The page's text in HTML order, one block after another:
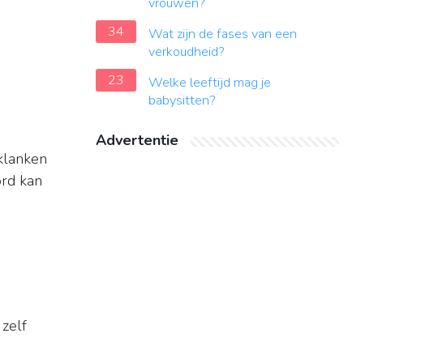
kan
zelf
34
Wat zijn de fases van een
verkoudheid?
23
Welke leeftijd mag je
babysitten?
Advertentie